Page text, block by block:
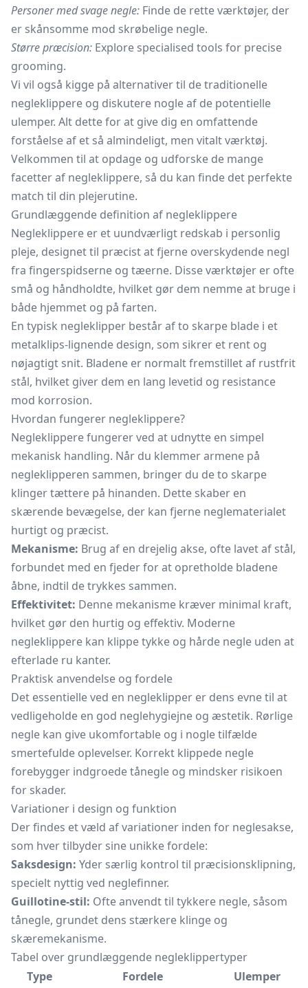
Personer med svage negle: Finde de rette værktøjer, der
er skånsomme mod skrøbelige negle.
Større præcision: Explore specialised tools for precise
grooming.
Vi vil også kigge på alternativer til de traditionelle
negleklippere og diskutere nogle af de potentielle
ulemper. Alt dette for at give dig en omfattende
forståelse af et så almindeligt, men vitalt værktøj.
Velkommen til at opdage og udforske de mange
facetter af negleklippere, så du kan finde det perfekte
match til din plejerutine.
Grundlæggende definition af negleklippere
Negleklippere er et uundværligt redskab i personlig
pleje, designet til præcist at fjerne overskydende negl
fra fingerspidserne og tæerne. Disse værktøjer er ofte
små og håndholdte, hvilket gør dem nemme at bruge i
både hjemmet og på farten.
En typisk negleklipper består af to skarpe blade i et
metalklips-lignende design, som sikrer et rent og
nøjagtigt snit. Bladene er normalt fremstillet af rustfrit
stål, hvilket giver dem en lang levetid og resistance
mod korrosion.
Hvordan fungerer negleklippere?
Negleklippere fungerer ved at udnytte en simpel
mekanisk handling. Når du klemmer armene på
negleklipperen sammen, bringer du de to skarpe
klinger tættere på hinanden. Dette skaber en
skærende bevægelse, der kan fjerne neglematerialet
hurtigt og præcist.
Mekanisme: Brug af en drejelig akse, ofte lavet af stål,
forbundet med en fjeder for at opretholde bladene
åbne, indtil de trykkes sammen.
Effektivitet: Denne mekanisme kræver minimal kraft,
hvilket gør den hurtig og effektiv. Moderne
negleklippere kan klippe tykke og hårde negle uden at
efterlade ru kanter.
Praktisk anvendelse og fordele
Det essentielle ved en negleklipper er dens evne til at
vedligeholde en god neglehygiejne og æstetik. Rørlige
negle kan give ukomfortable og i nogle tilfælde
smertefulde oplevelser. Korrekt klippede negle
forebygger indgroede tånegle og mindsker risikoen
for skader.
Variationer i design og funktion
Der findes et væld af variationer inden for neglesakse,
som hver tilbyder sine unikke fordele:
Saksdesign: Yder særlig kontrol til præcisionsklipning,
specielt nyttig ved neglefinner.
Guillotine-stil: Ofte anvendt til tykkere negle, såsom
tånegle, grundet dens stærkere klinge og
skæremekanisme.
Tabel over grundlæggende negleklippertyper
Type
Fordele
Ulemper